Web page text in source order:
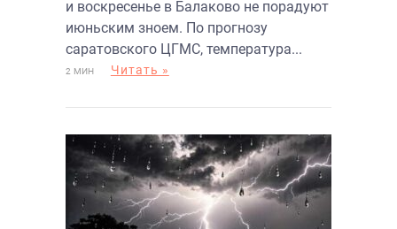
и воскресенье в Балаково не порадуют
июньским зноем. По прогнозу
саратовского ЦГМС, температура...
2 МИН Читать »